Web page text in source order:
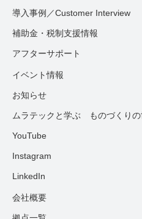
導入事例／Customer Interview
補助金・税制支援情報
アフターサポート
イベント情報
お知らせ
ムラテックと学ぶ ものづくりの
YouTube
Instagram
LinkedIn
会社概要